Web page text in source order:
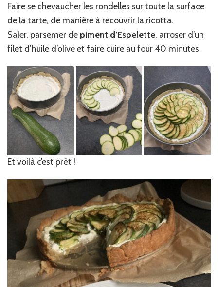
Faire se chevaucher les rondelles sur toute la surface
de la tarte, de manière à recouvrir la ricotta.
Saler, parsemer de piment d’Espelette, arroser d’un
filet d’huile d’olive et faire cuire au four 40 minutes.
Et voilà c’est prêt !